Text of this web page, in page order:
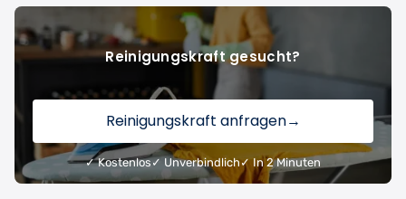
Reinigungskraft gesucht?
Reinigungskraft anfragen→
✓ Kostenlos✓ Unverbindlich ✓ In 2 Minuten